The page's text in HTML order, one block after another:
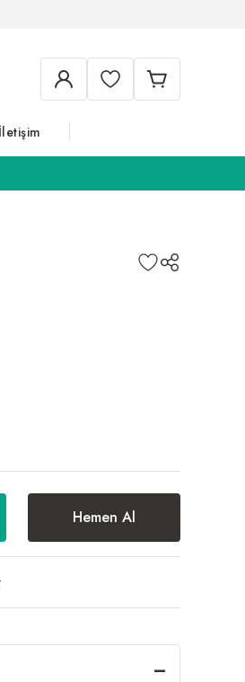
İletişim
Hemen Al